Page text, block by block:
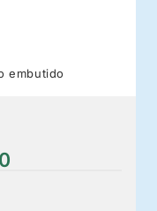
embutido